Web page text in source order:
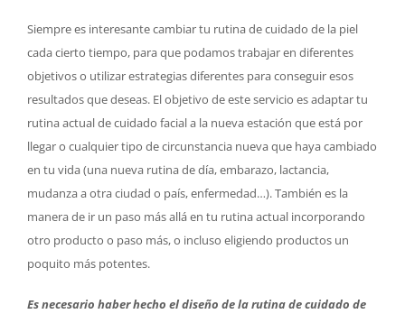
Siempre es interesante cambiar tu rutina de cuidado de la piel
cada cierto tiempo, para que podamos trabajar en diferentes
objetivos o utilizar estrategias diferentes para conseguir esos
resultados que deseas. El objetivo de este servicio es adaptar tu
rutina actual de cuidado facial a la nueva estación que está por
llegar o cualquier tipo de circunstancia nueva que haya cambiado
en tu vida (una nueva rutina de día, embarazo, lactancia,
mudanza a otra ciudad o país, enfermedad…). También es la
manera de ir un paso más allá en tu rutina actual incorporando
otro producto o paso más, o incluso eligiendo productos un
poquito más potentes.
Es necesario haber hecho el diseño de la rutina de cuidado de